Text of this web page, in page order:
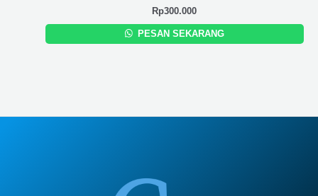
Rp300.000
PESAN SEKARANG